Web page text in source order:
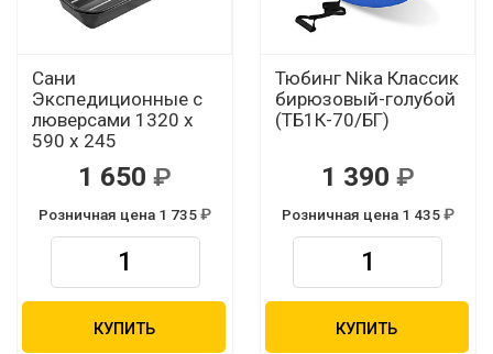
Сани
Экспедиционные с
люверсами 1320 х
590 х 245
1 650
Розничная цена 1 735
КУПИТЬ
Тюбинг Nika Классик
бирюзовый-голубой
(ТБ1К-70/БГ)
1 390
Розничная цена 1 435
КУПИТЬ